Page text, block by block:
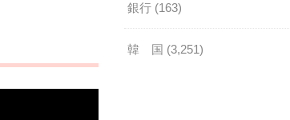
銀行 (163)
韓 国 (3,251)